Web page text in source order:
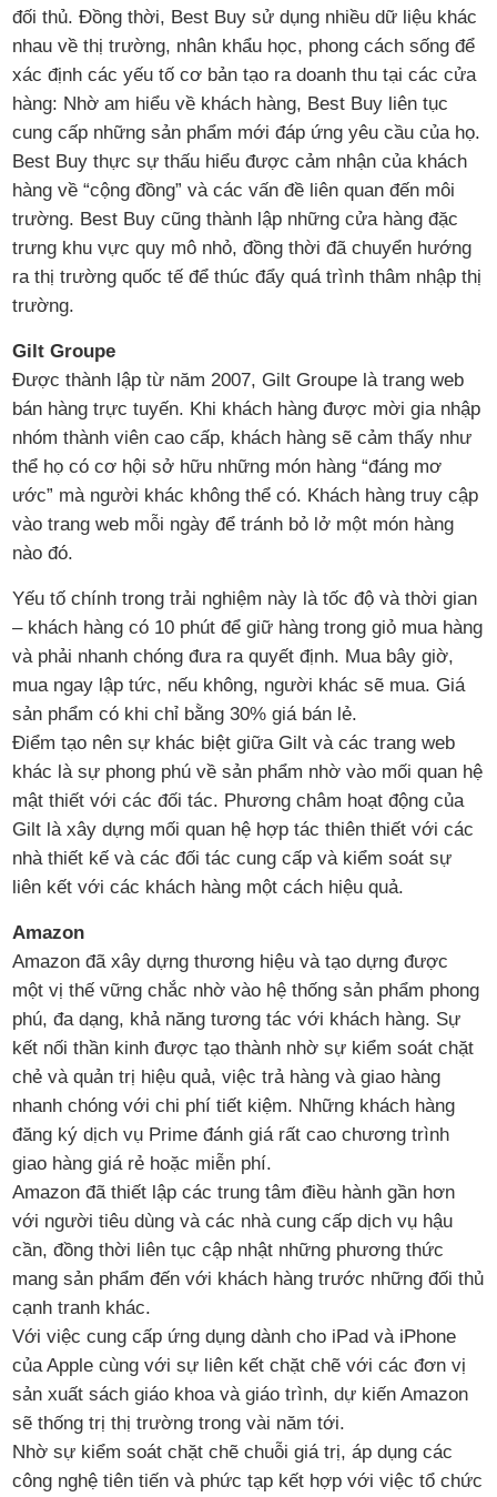
đối thủ. Đồng thời, Best Buy sử dụng nhiều dữ liệu khác
nhau về thị trường, nhân khẩu học, phong cách sống để
xác định các yếu tố cơ bản tạo ra doanh thu tại các cửa
hàng: Nhờ am hiểu về khách hàng, Best Buy liên tục
cung cấp những sản phẩm mới đáp ứng yêu cầu của họ.
Best Buy thực sự thấu hiểu được cảm nhận của khách
hàng về “cộng đồng” và các vấn đề liên quan đến môi
trường. Best Buy cũng thành lập những cửa hàng đặc
trưng khu vực quy mô nhỏ, đồng thời đã chuyển hướng
ra thị trường quốc tế để thúc đẩy quá trình thâm nhập thị
trường.
Gilt Groupe
Được thành lập từ năm 2007, Gilt Groupe là trang web
bán hàng trực tuyến. Khi khách hàng được mời gia nhập
nhóm thành viên cao cấp, khách hàng sẽ cảm thấy như
thể họ có cơ hội sở hữu những món hàng “đáng mơ
ước” mà người khác không thể có. Khách hàng truy cập
vào trang web mỗi ngày để tránh bỏ lở một món hàng
nào đó.
Yếu tố chính trong trải nghiệm này là tốc độ và thời gian
– khách hàng có 10 phút để giữ hàng trong giỏ mua hàng
và phải nhanh chóng đưa ra quyết định. Mua bây giờ,
mua ngay lập tức, nếu không, người khác sẽ mua. Giá
sản phẩm có khi chỉ bằng 30% giá bán lẻ.
Điểm tạo nên sự khác biệt giữa Gilt và các trang web
khác là sự phong phú về sản phẩm nhờ vào mối quan hệ
mật thiết với các đối tác. Phương châm hoạt động của
Gilt là xây dựng mối quan hệ hợp tác thiên thiết với các
nhà thiết kế và các đối tác cung cấp và kiểm soát sự
liên kết với các khách hàng một cách hiệu quả.
Amazon
Amazon đã xây dựng thương hiệu và tạo dựng được
một vị thế vững chắc nhờ vào hệ thống sản phẩm phong
phú, đa dạng, khả năng tương tác với khách hàng. Sự
kết nối thần kinh được tạo thành nhờ sự kiểm soát chặt
chẻ và quản trị hiệu quả, việc trả hàng và giao hàng
nhanh chóng với chi phí tiết kiệm. Những khách hàng
đăng ký dịch vụ Prime đánh giá rất cao chương trình
giao hàng giá rẻ hoặc miễn phí.
Amazon đã thiết lập các trung tâm điều hành gần hơn
với người tiêu dùng và các nhà cung cấp dịch vụ hậu
cần, đồng thời liên tục cập nhật những phương thức
mang sản phẩm đến với khách hàng trước những đối thủ
cạnh tranh khác.
Với việc cung cấp ứng dụng dành cho iPad và iPhone
của Apple cùng với sự liên kết chặt chẽ với các đơn vị
sản xuất sách giáo khoa và giáo trình, dự kiến Amazon
sẽ thống trị thị trường trong vài năm tới.
Nhờ sự kiểm soát chặt chẽ chuỗi giá trị, áp dụng các
công nghệ tiên tiến và phức tạp kết hợp với việc tổ chức